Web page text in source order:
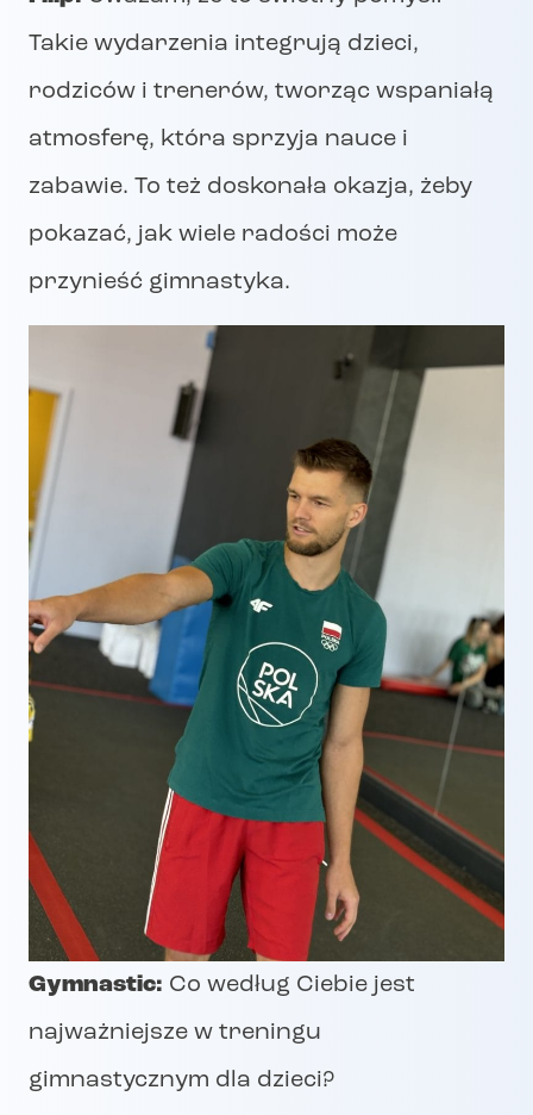
Takie wydarzenia integrują dzieci,
rodziców i trenerów, tworząc wspaniałą
atmosferę, która sprzyja nauce i
zabawie. To też doskonała okazja, żeby
pokazać, jak wiele radości może
przynieść gimnastyka.
Gymnastic: Co według Ciebie jest
najważniejsze w treningu
gimnastycznym dla dzieci?